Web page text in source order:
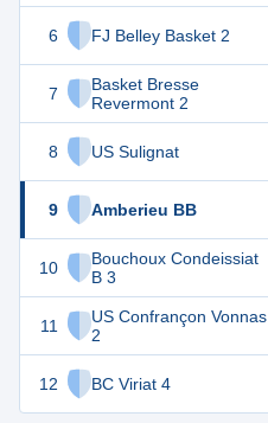
6 FJ Belley Basket 2
7
Basket Bresse
Revermont 2
8 US Sulignat
9 Amberieu BB
10
Bouchoux Condeissiat
B 3
11
US Confrançon Vonnas
2
12 BC Viriat 4
32
27 22
27 22